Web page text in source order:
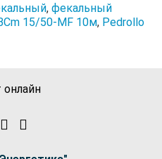
, фекальный
15/50-MF 10м, Pedrollo